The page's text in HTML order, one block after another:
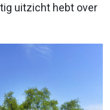
uitzicht hebt over